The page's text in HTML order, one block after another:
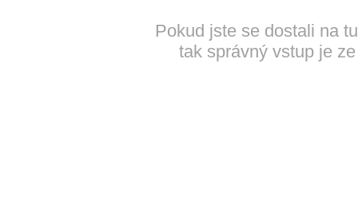
Pokud jste se dostali na
tak správný vstup je